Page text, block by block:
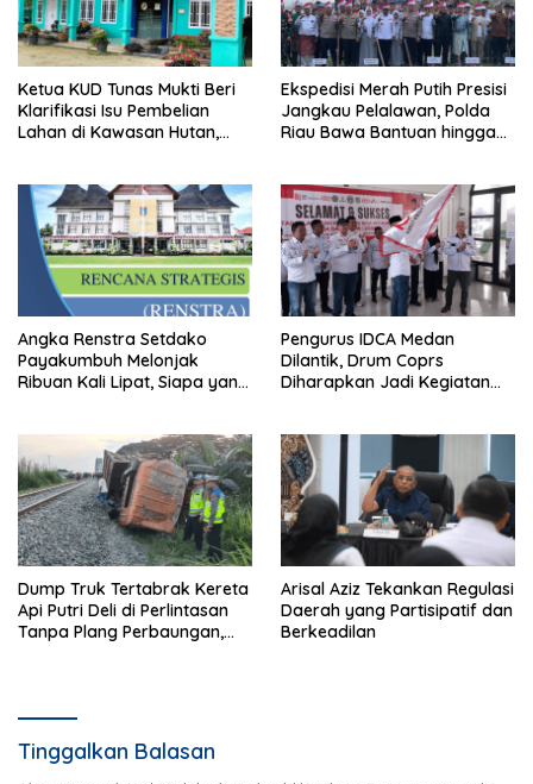
Ketua KUD Tunas Mukti Beri
Klarifikasi Isu Pembelian
Lahan di Kawasan Hutan,
Ekspedisi Merah Putih Presisi
Jangkau Pelalawan, Polda
Riau Bawa Bantuan hingga
Angka Renstra Setdako
Payakumbuh Melonjak
Ribuan Kali Lipat, Siapa yang
Pengurus IDCA Medan
Dilantik, Drum Coprs
Diharapkan Jadi Kegiatan
Dump Truk Tertabrak Kereta
Api Putri Deli di Perlintasan
Tanpa Plang Perbaungan,
Arisal Aziz Tekankan Regulasi
Daerah yang Partisipatif dan
Berkeadilan
Tinggalkan Balasan